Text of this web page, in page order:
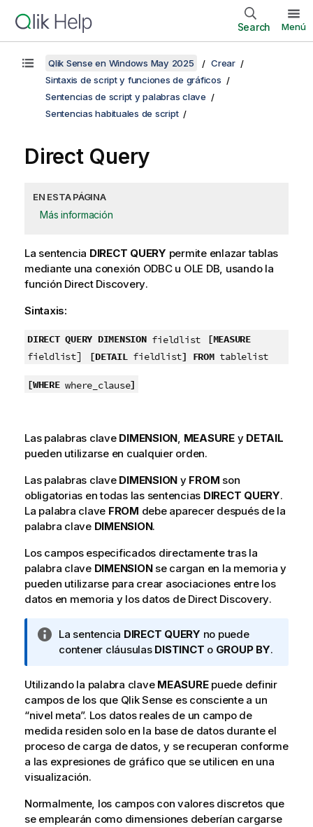
Search Menú
Qlik Sense en Windows May 2025
Crear
Sintaxis de script y funciones de gráficos
Sentencias de script y palabras clave
Sentencias habituales de script
Direct Query
EN ESTA PÁGINA
Más información
La sentencia DIRECT QUERY permite enlazar tablas
mediante una conexión ODBCu OLE DB, usando la
función Direct Discovery.
Sintaxis:
DIRECT QUERY DIMENSION fieldlist
[MEASURE
fieldlist] [DETAIL fieldlist] FROM tablelist
[WHEREwhere_clause]
Las palabras clave DIMENSION, MEASUREy DETAIL
pueden utilizarse en cualquier orden.
Las palabras clave DIMENSION y FROM son
obligatorias en todas las sentencias DIRECT QUERY.
La palabra clave FROM debe aparecer después de la
palabra clave DIMENSION.
Los campos especificados directamente tras la
palabra clave DIMENSIONse cargan en la memoria y
pueden utilizarse para crear asociaciones entre los
datos en memoria y los datos de Direct Discovery.
N
o
a
i
n
f
o
r
m
t
i
La sentencia DIRECT QUERY no puede
contener cláusulas DISTINCT o GROUP BY.
Utilizando la palabra clave MEASUREpuede definir
campos de los que Qlik Sense es consciente a un
“nivel meta”. Los datos reales de un campo de
medida residen solo en la base de datos durante el
proceso de carga de datos, y se recuperan conforme
a las expresiones de gráfico que se utilicen en una
visualización.
Normalmente, los campos con valores discretos que
se emplearán como dimensiones deberían cargarse